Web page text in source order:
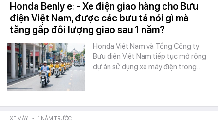
Honda Benly e: - Xe điện giao hàng cho Bưu
điện Việt Nam, được các bưu tá nói gì mà
tăng gấp đôi lượng giao sau 1 năm?
Honda Việt Nam và Tổng Công ty
Bưu điện Việt Nam tiếp tục mở rộng
dự án sử dụng xe máy điện trong…
XE MÁY - 1 NĂM TRƯỚC